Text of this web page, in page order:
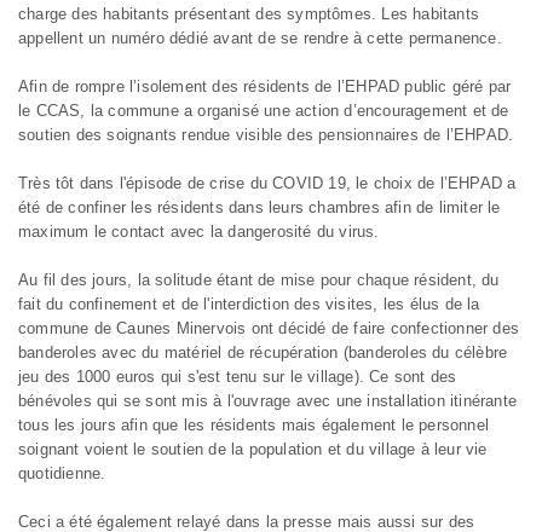
charge des habitants présentant des symptômes. Les habitants
appellent un numéro dédié avant de se rendre à cette permanence.
Afin de rompre l’isolement des résidents de l’EHPAD public géré par
le CCAS, la commune a organisé une action d’encouragement et de
soutien des soignants rendue visible des pensionnaires de l’EHPAD.
Très tôt dans l'épisode de crise du COVID 19, le choix de l’EHPAD a
été de confiner les résidents dans leurs chambres afin de limiter le
maximum le contact avec la dangerosité du virus.
Au fil des jours, la solitude étant de mise pour chaque résident, du
fait du confinement et de l'interdiction des visites, les élus de la
commune de Caunes Minervois ont décidé de faire confectionner des
banderoles avec du matériel de récupération (banderoles du célèbre
jeu des 1000 euros qui s'est tenu sur le village). Ce sont des
bénévoles qui se sont mis à l'ouvrage avec une installation itinérante
tous les jours afin que les résidents mais également le personnel
soignant voient le soutien de la population et du village à leur vie
quotidienne.
Ceci a été également relayé dans la presse mais aussi sur des